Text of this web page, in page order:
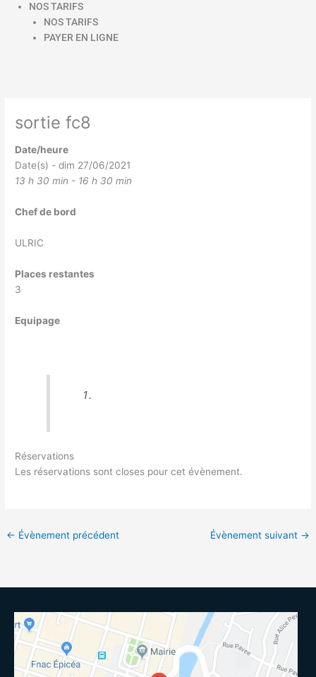
NOS TARIFS
NOS TARIFS
PAYER EN LIGNE
sortie fc8
Date/heure
Date(s) - dim 27/06/2021
13 h 30 min - 16 h 30 min
Chef de bord
ULRIC
Places restantes
3
Equipage
Réservations
Les réservations sont closes pour cet évènement.
← Évènement précédent Évènement suivant →